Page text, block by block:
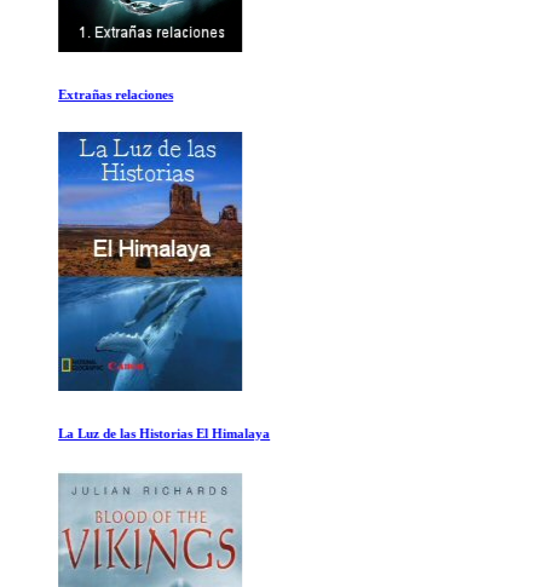
Extrañas relaciones
La Luz de las Historias El Himalaya